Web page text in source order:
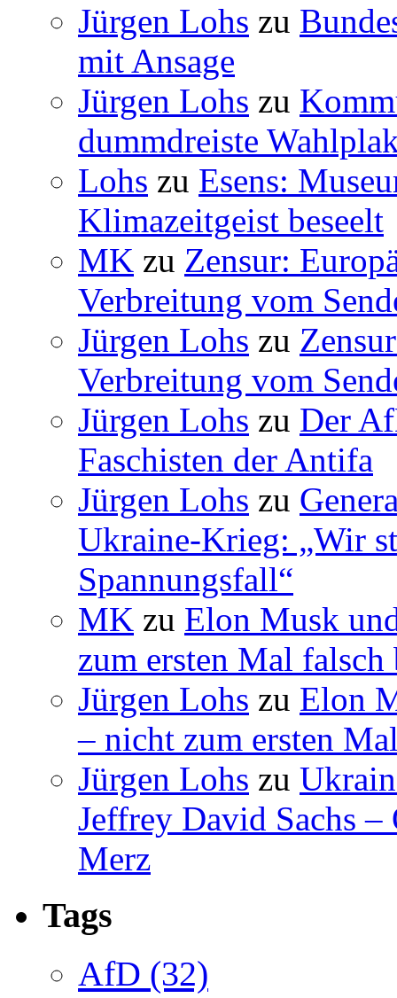
Jürgen Lohs zu
mit Ansage
Jürgen Lohs zu
dummdreiste
Lohs zu Esens:
Klimazeitgeist beseelt
MK zu Zensur:
Verbreitung vom
Jürgen Lohs zu
Verbreitung vom
Jürgen Lohs zu Der
Faschisten der Antifa
Jürgen Lohs zu
Ukraine-Krieg: „Wir
Spannungsfall“
MK zu Elon Musk
zum ersten Mal falsch
Jürgen Lohs zu Elon
– nicht zum ersten
Jürgen Lohs zu
Jeffrey David Sachs
Merz
Tags
AfD (32)